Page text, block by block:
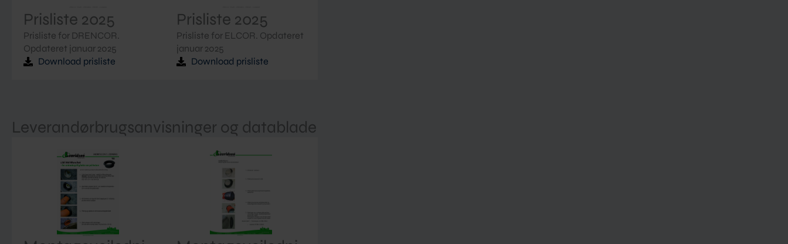
Prisliste 2025
Prisliste for DRENCOR.
Opdateret januar 2025
Download prisliste
Prisliste 2025
Prisliste for ELCOR. Opdateret
januar 2025
Download prisliste
Leverandørbrugsanvisninger og datablade